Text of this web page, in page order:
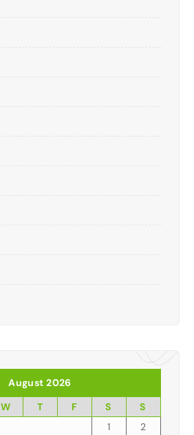
August 2026
W T F S
S
1
2